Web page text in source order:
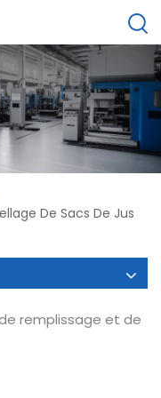
De Sacs De Jus
remplissage et de